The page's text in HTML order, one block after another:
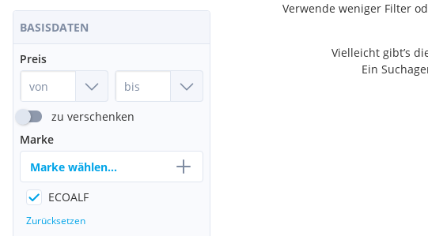
BASISDATEN
Preis
zu verschenken
Marke
Marke wählen...
ECOALF
Zurücksetzen
Verwende weniger Filter
Vielleicht gibt’s
Ein